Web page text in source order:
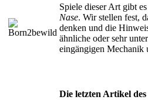
Spiele dieser Art gibt
Nase. Wir stellen fest,
denken und die
ähnliche oder sehr
eingängigen Mechanik
Die letzten Artikel